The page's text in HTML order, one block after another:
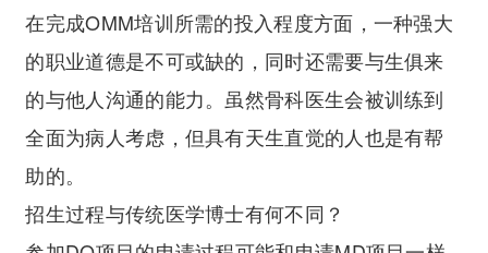
在完成OMM培训所需的投入程度方面，一种强大
的职业道德是不可或缺的，同时还需要与生俱来
的与他人沟通的能力。虽然骨科医生会被训练到
全面为病人考虑，但具有天生直觉的人也是有帮
助的。
招生过程与传统医学博士有何不同？